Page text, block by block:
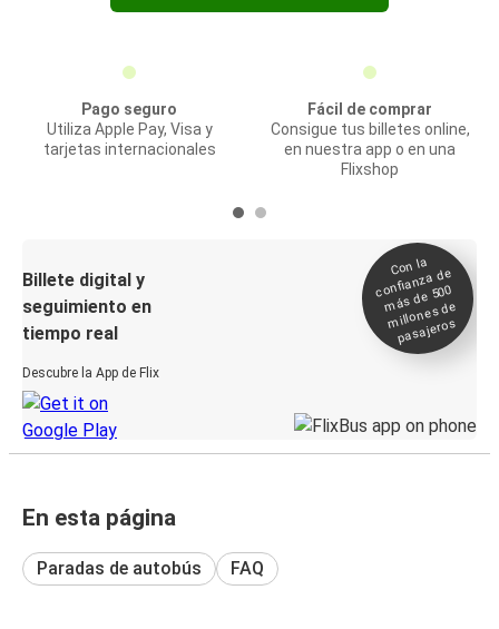
Pago seguro
Utiliza Apple Pay, Visa y
tarjetas internacionales
Fácil de comprar
Consigue tus billetes online,
en nuestra app o en una
Flixshop
Billete digital y
seguimiento en
tiempo real
Descubre la App de Flix
Con la
confianza de
más de 500
millones de
pasajeros
En esta página
Paradas de autobús FAQ